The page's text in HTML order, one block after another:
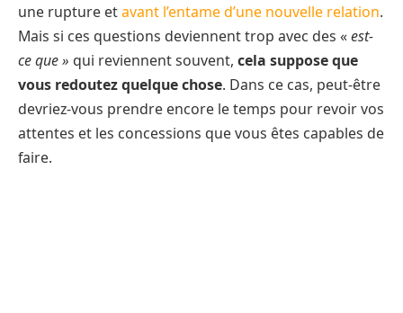
une rupture etavant l’entame d’une nouvelle relation.
Mais si ces questions deviennent trop avec des «est-
ce que » qui reviennent souvent, cela suppose que
vous redoutez quelque chose. Dans ce cas, peut-être
devriez-vous prendre encore le temps pour revoir vos
attentes et les concessions que vous êtes capables de
faire.